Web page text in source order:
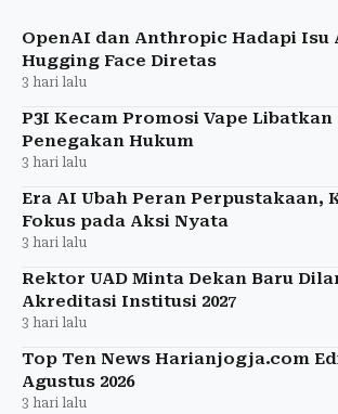
OpenAI dan Anthropic Hadapi Isu
Hugging Face Diretas
3 hari lalu
P3I Kecam Promosi Vape Libatkan
Penegakan Hukum
3 hari lalu
Era AI Ubah Peran Perpustakaan,
Fokus pada Aksi Nyata
3 hari lalu
Rektor UAD Minta Dekan Baru
Akreditasi Institusi 2027
3 hari lalu
Top Ten News Harianjogja.com
Agustus 2026
3 hari lalu